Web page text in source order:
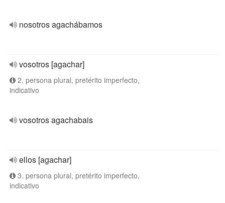
nosotros agachábamos
vosotros [agachar]
2. persona plural, pretérito imperfecto,
indicativo
vosotros agachabais
ellos [agachar]
3. persona plural, pretérito imperfecto,
indicativo